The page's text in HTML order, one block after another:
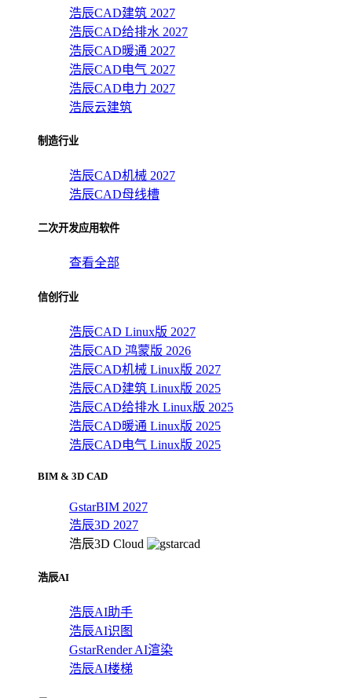
浩辰CAD建筑 2027
浩辰CAD给排水 2027
浩辰CAD暖通 2027
浩辰CAD电气 2027
浩辰CAD电力 2027
浩辰云建筑
制造行业
浩辰CAD机械 2027
浩辰CAD母线槽
二次开发应用软件
查看全部
信创行业
浩辰CAD Linux版 2027
浩辰CAD 鸿蒙版 2026
浩辰CAD机械 Linux版 2027
浩辰CAD建筑 Linux版 2025
浩辰CAD给排水 Linux版 2025
浩辰CAD暖通 Linux版 2025
浩辰CAD电气 Linux版 2025
BIM & 3D CAD
GstarBIM 2027
浩辰3D 2027
浩辰3D Cloud
浩辰AI
浩辰AI助手
浩辰AI识图
GstarRender AI渲染
浩辰AI楼梯